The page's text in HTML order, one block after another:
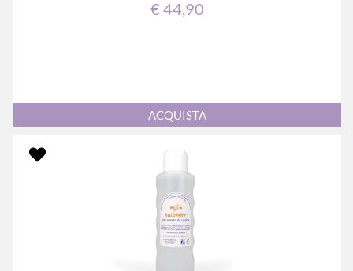
€ 44,90
Quantità
ACQUISTA